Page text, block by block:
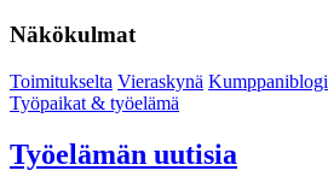
Näkökulmat
Toimitukselta Vieraskynä
Työpaikat & työelämä
Työelämän uutisia